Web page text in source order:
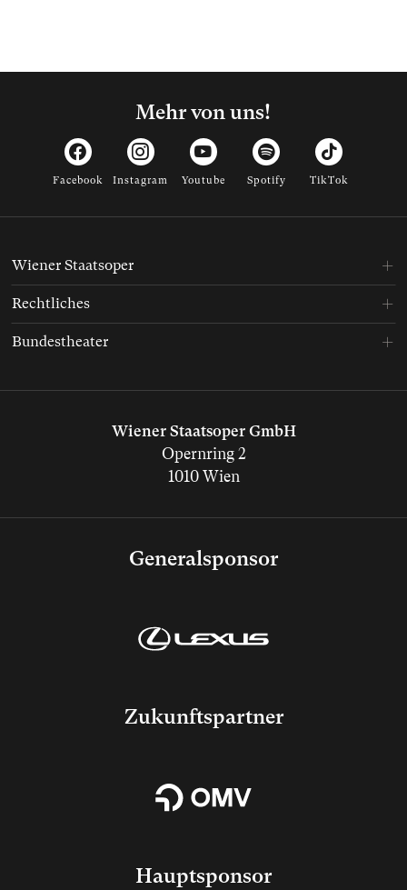
Mehr von uns!
Facebook Instagram Youtube Spotify TikTok
Generalsponsor
Zukunftspartner
Hauptsponsor
Wiener Staatsoper GmbH
Opernring 2
1010 Wien
Wiener Staatsoper
Rechtliches
Bundestheater